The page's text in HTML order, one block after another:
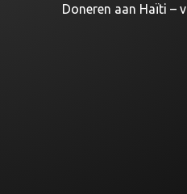
Doneren aan Haïti –